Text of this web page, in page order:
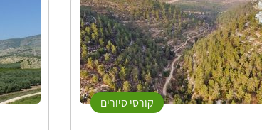
קורסי סיורים